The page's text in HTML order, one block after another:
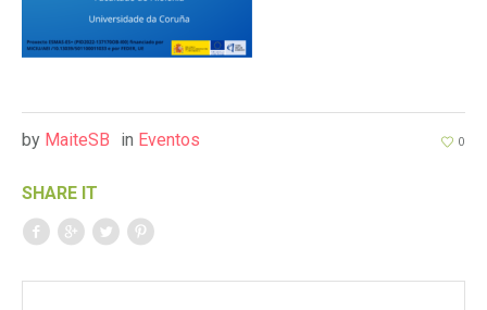
0
by MaiteSB in Eventos
SHARE IT